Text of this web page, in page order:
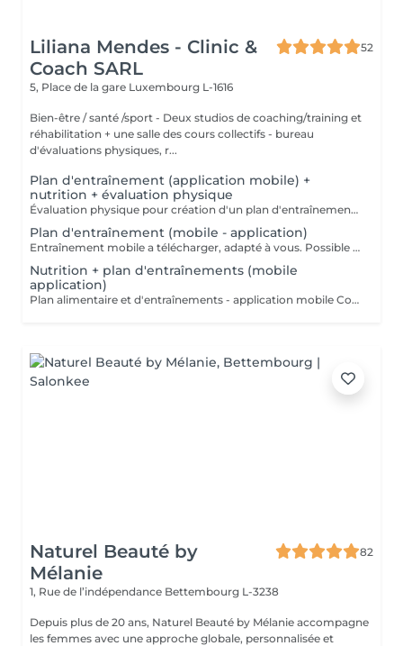
Liliana Mendes - Clinic &
Coach SARL
52
5, Place de la gare Luxembourg L-1616
Bien-être / santé /sport - Deux studios de coaching/training et
réhabilitation + une salle des cours collectifs - bureau
d'évaluations physiques, r...
Plan d'entraînement (application mobile) +
nutrition + évaluation physique
Évaluation physique pour création d'un plan d'entraînement et alimentaire (application mobile a télécharger) VALABLE 1 MOIS!!! +00352 691 60 25 60 (whatsapp) ou clinic.coach@lilianamendes.eu
Plan d'entraînement (mobile - application)
Entraînement mobile a télécharger, adapté à vous. Possible de faire a la maison ou dans an outre fitness Explications en vidéo de chaque movements de votre Entraînement Tous les coordonnées donnés par téléphone pour réalisation de votre programme d'entraînement personnalisé (questionnaire) VALABLE 1 MOIS !!! CONTACTEZ NOUS +691 60 26 60 ou clinic.coach@lilianamendes.eu
Nutrition + plan d'entraînements (mobile
application)
Plan alimentaire et d'entraînements - application mobile Coordonnées donné par téléphone pour élaboration d'un programme d'alimentation et alimentaire personnalisé (questionnaire) VALABLE POUR 1 MOIS !!! CONTACTEZ NOUS - +352 691 60 25 60 ( whatsapp) ou clinic.coach@lilianamendes.eu
Naturel Beauté by
Mélanie
82
1, Rue de l’indépendance Bettembourg L-3238
Depuis plus de 20 ans, Naturel Beauté by Mélanie accompagne
les femmes avec une approche globale, personnalisée et